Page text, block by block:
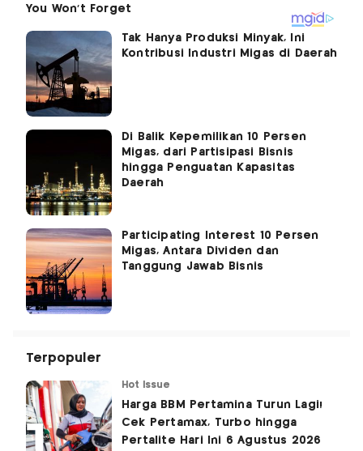
Tak Hanya Produksi Minyak, Ini
Kontribusi Industri Migas di Daerah
Di Balik Kepemilikan 10 Persen
Migas, dari Partisipasi Bisnis
hingga Penguatan Kapasitas
Daerah
Participating Interest 10 Persen
Migas, Antara Dividen dan
Tanggung Jawab Bisnis
Terpopuler
Hot Issue
Harga BBM Pertamina Turun Lagi!
Cek Pertamax, Turbo hingga
Pertalite Hari Ini 6 Agustus 2026